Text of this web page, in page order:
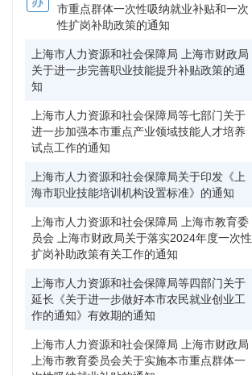
市重点群体一次性吸纳就业补贴和一次
性扩岗补助政策的通知
上海市人力资源和社会保障局 上海市财政局
关于进一步完善职业技能提升补贴政策的通
知
上海市人力资源和社会保障局等七部门关于
进一步加强本市重点产业领域技能人才培养
试点工作的通知
上海市人力资源和社会保障局关于印发《上
海市职业技能培训机构设置标准》的通知
上海市人力资源和社会保障局 上海市教育委
员会 上海市财政局关于落实2024年度一次性
扩岗补助政策有关工作的通知
上海市人力资源和社会保障局等四部门关于
延长《关于进一步做好本市农民就业创业工
作的通知》有效期的通知
上海市人力资源和社会保障局 上海市财政局
上海市教育委员会关于实施本市重点群体一